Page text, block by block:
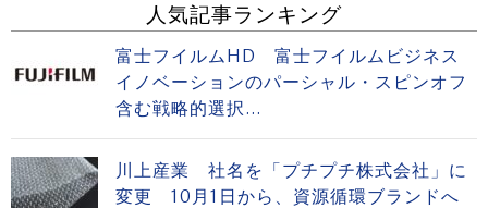
人気記事ランキング
富士フイルムHD 富士フイルムビジネス
イノベーションのパーシャル・スピンオフ
含む戦略的選択...
川上産業 社名を「プチプチ株式会社」に
変更 10月1日から、資源循環ブランドへ